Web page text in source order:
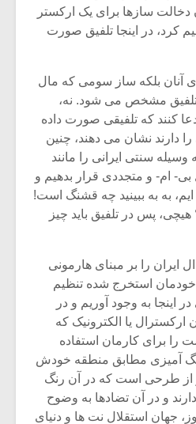
دخالت سازها برای یک ارکستر
کرد، در اینجا تلفیق صورت
آنان بلکه ساز سومی که مال
تلفیق مشخص می شود. نه،
کنند که تلفیقی صورت داده
دارند نشان می دهند، چنین
سنتی ایرانی را مانند
بی- ام- و متجددی قرار بدهیم و
به به ببینید چه قشنگ است!
پس در تلفیق باید چیز
ایران را بر مبنای هارمونی
استخرج شده تنظیم
اینجا به وجود آوریم و در
ارکسترال یا الکترونیک که
برای کارمان استفاده
آمیزی مطابق منطقه خودش
از طرحی است که در آن رنگ
و در آن تضادها به وضوح
استقلال نت ها و دنیای